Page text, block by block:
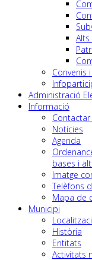
Alts
Convenis
Administració
Informació
Notícies
Agenda
bases i
Imatge
Telèfons
Mapa de
Municipi
Història
Entitats
Activitats